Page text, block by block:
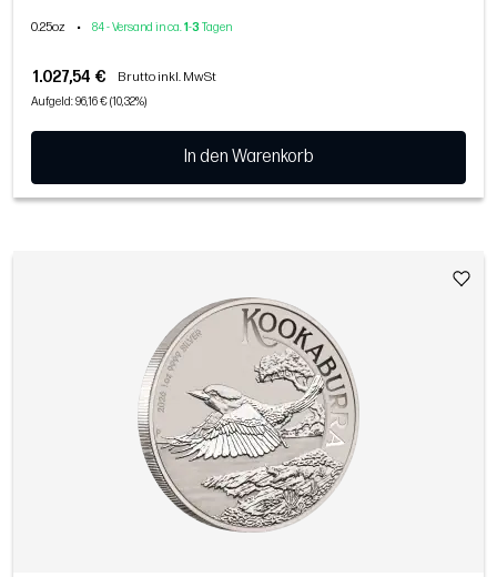
0.25oz • 84 - Versand in ca.1-3 Tagen
1.027,54 € Brutto inkl. MwSt
Aufgeld: 96,16 € (10,32%)
In den Warenkorb